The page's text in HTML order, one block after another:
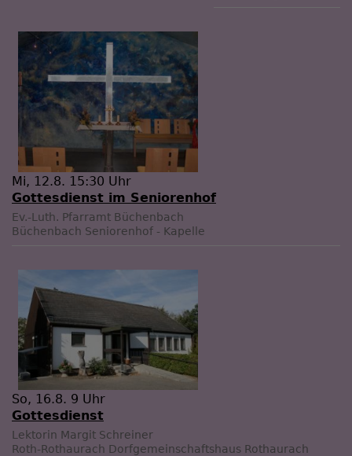
Mi, 12.8. 15:30 Uhr
Gottesdienst im Seniorenhof
Ev.-Luth. Pfarramt Büchenbach
Büchenbach Seniorenhof - Kapelle
So, 16.8. 9 Uhr
Gottesdienst
Lektorin Margit Schreiner
Roth-Rothaurach Dorfgemeinschaftshaus Rothaurach